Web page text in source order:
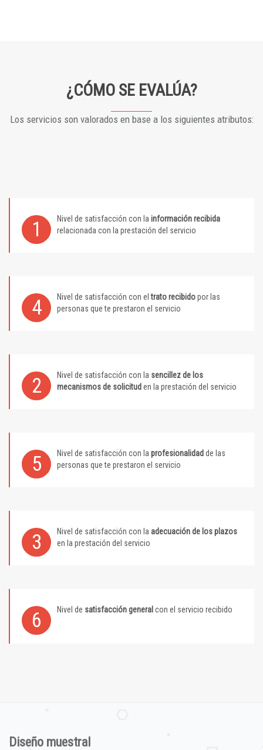
¿CÓMO SE EVALÚA?
Los servicios son valorados en base a los siguientes atributos:
1 Nivel de satisfacción con la información recibida
relacionada con la prestación del servicio
4 Nivel de satisfacción con eltrato recibidopor las
personas que te prestaron el servicio
2 Nivel de satisfacción con la sencillez de los
mecanismos de solicitud en la prestación del servicio
5 Nivel de satisfacción con la profesionalidad de las
personas que te prestaron el servicio
3 Nivel de satisfacción con la adecuación de los plazos
en la prestación del servicio
6 Nivel de satisfacción general con el servicio recibido
Diseño muestral